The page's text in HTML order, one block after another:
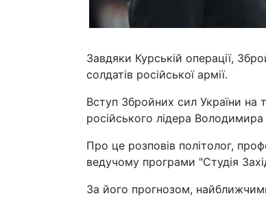
Завдяки Курській операції,
солдатів російської армії.
Вступ Збройних сил України на
російського лідера Володимира
Про це розповів політолог,
ведучому програми "Студія
За його прогнозом,